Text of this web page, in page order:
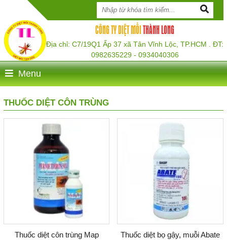
CÔNG TY DIỆT MỐITHÀNH LONG
Địa chỉ: C7/19Q1 Ấp 37 xã Tân Vĩnh Lộc, TP.HCM . ĐT:
0982635229 - 0934040306
Menu
THUỐC DIỆT CÔN TRÙNG
Thuốc diệt côn trùng Map
Thuốc diệt bọ gậy, muỗi Abate